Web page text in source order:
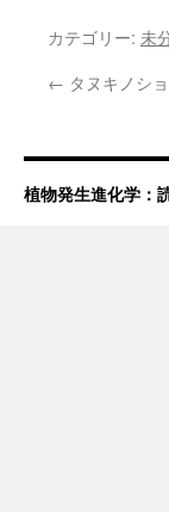
カテゴリー: 未
← タヌキノシ
植物発生進化学